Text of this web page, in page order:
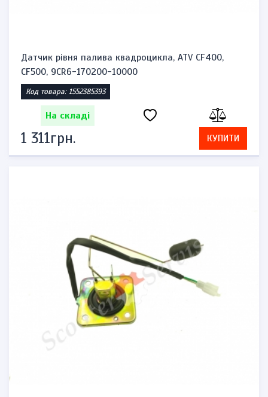
Датчик рівня палива квадроцикла, ATV CF400,
CF500, 9CR6-170200-10000
Код товара: 1552385393
На складі
1 311грн. КУПИТИ